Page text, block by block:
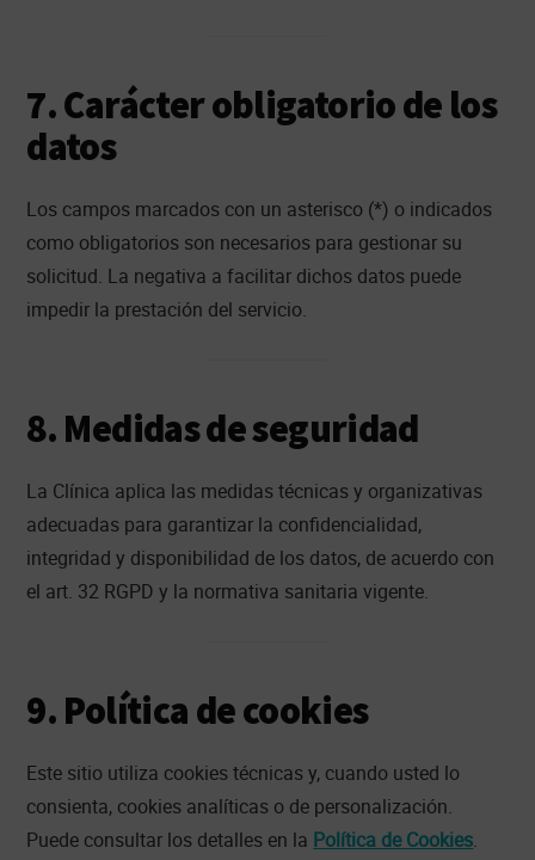
7. Carácter obligatorio de los
datos
Los campos marcados con un asterisco (*) o indicados
como obligatorios son necesarios para gestionar su
solicitud. La negativa a facilitar dichos datos puede
impedir la prestación del servicio.
8. Medidas de seguridad
La Clínica aplica las medidas técnicas y organizativas
adecuadas para garantizar la confidencialidad,
integridad y disponibilidad de los datos, de acuerdo con
el art. 32 RGPD y la normativa sanitaria vigente.
9. Política de cookies
Este sitio utiliza cookies técnicas y, cuando usted lo
consienta, cookies analíticas o de personalización.
Puede consultar los detalles en la Política de Cookies.